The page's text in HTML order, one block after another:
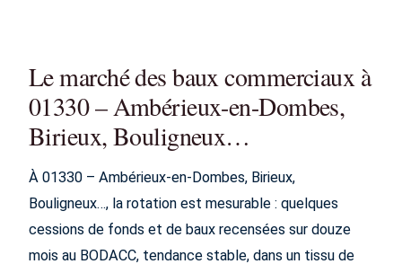
Le marché des baux commerciaux à
01330 – Ambérieux-en-Dombes,
Birieux, Bouligneux…
À 01330 – Ambérieux-en-Dombes, Birieux,
Bouligneux…, la rotation est mesurable : quelques
cessions de fonds et de baux recensées sur douze
mois au BODACC, tendance stable, dans un tissu de